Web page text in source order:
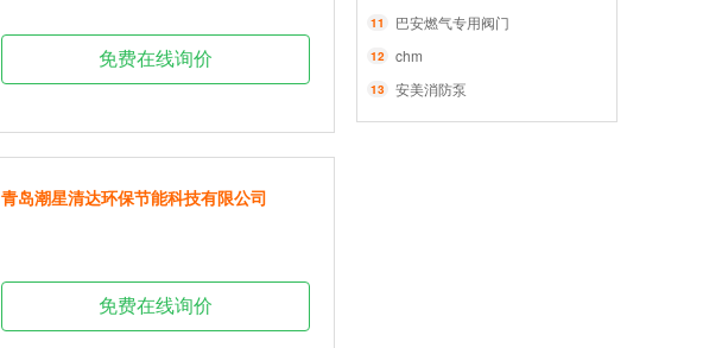
11 巴安燃气专用阀门
12 chm
13 安美消防泵
免费在线询价
青岛潮星清达环保节能科技有限公司
免费在线询价